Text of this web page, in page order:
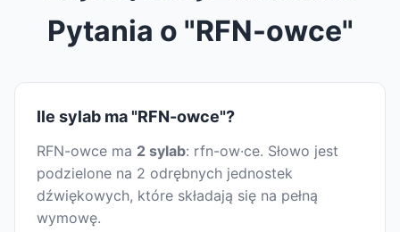
Pytania o "RFN-owce"
Ile sylab ma "RFN-owce"?
RFN-owce ma 2 sylab: rfn-ow·ce. Słowo jest
podzielone na 2 odrębnych jednostek
dźwiękowych, które składają się na pełną
wymowę.